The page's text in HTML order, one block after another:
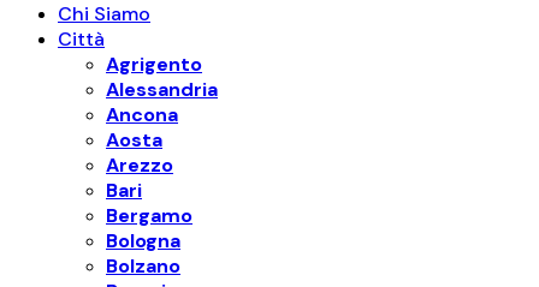
Chi Siamo
Città
Agrigento
Alessandria
Ancona
Aosta
Arezzo
Bari
Bergamo
Bologna
Bolzano